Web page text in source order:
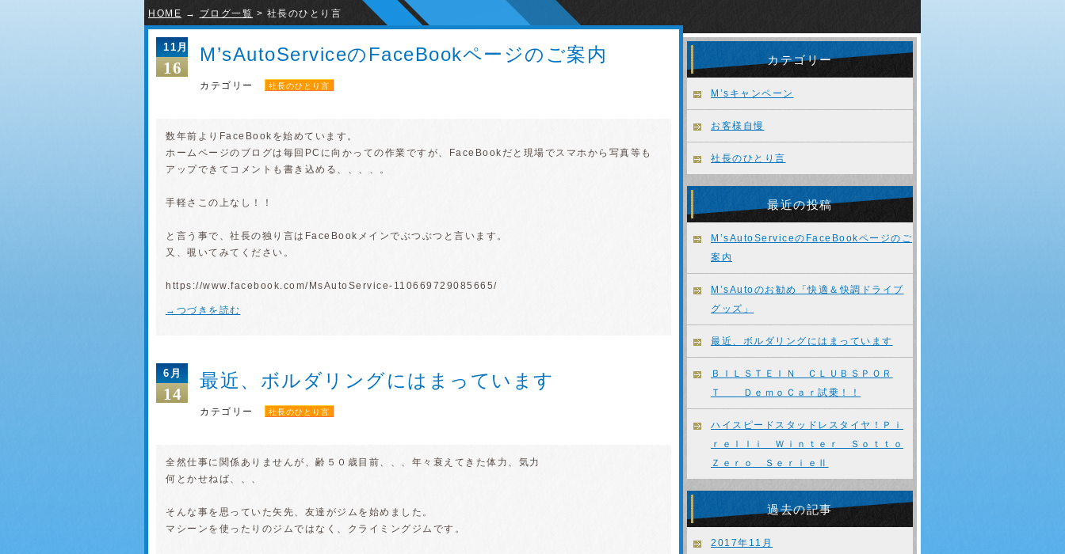
HOME → ブログ一覧 > 社長のひとり言
11月
16
M’sAutoServiceのFaceBookページのご案内
カテゴリー 社長のひとり言
数年前よりFaceBookを始めています。
ホームページのブログは毎回PCに向かっての作業ですが、FaceBookだと現場でスマホから写真等も
アップできてコメントも書き込める、、、、。
手軽さこの上なし！！
と言う事で、社長の独り言はFaceBookメインでぶつぶつと言います。
又、覗いてみてください。
https://www.facebook.com/MsAutoService-110669729085665/
→つづきを読む
6月
14
最近、ボルダリングにはまっています
カテゴリー 社長のひとり言
全然仕事に関係ありませんが、齢５０歳目前、、、年々衰えてきた体力、気力
何とかせねば、、、
そんな事を思っていた矢先、友達がジムを始めました。
マシーンを使ったりのジムではなく、クライミングジムです。
カテゴリー
M’sキャンペーン
お客様自慢
社長のひとり言
最近の投稿
M’sAutoServiceのFaceBookページのご
案内
M’sAutoのお勧め「快適＆快調ドライブ
グッズ」
最近、ボルダリングにはまっています
ＢＩＬＳＴＥＩＮ ＣＬＵＢＳＰＯＲ
Ｔ ＤｅｍｏＣａｒ試乗！！
ハイスピードスタッドレスタイヤ！Ｐｉ
ｒｅｌｌｉ Ｗｉｎｔｅｒ Ｓｏｔｔｏ
Ｚｅｒｏ ＳｅｒｉｅⅡ
過去の記事
2017年11月